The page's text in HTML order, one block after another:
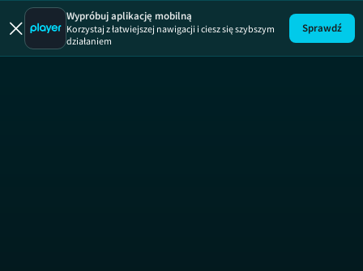
Służba
Wypróbuj aplikację mobilną
Korzystaj z łatwiejszej nawigacji i ciesz się szybszym
działaniem
Sprawdź